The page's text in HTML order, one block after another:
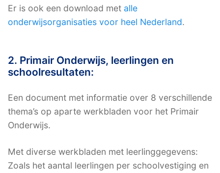
Er is ook een download met alle
onderwijsorganisaties voor heel Nederland.
2. Primair Onderwijs, leerlingen en
schoolresultaten:
Een document met informatie over 8 verschillende
thema’s op aparte werkbladen voor het Primair
Onderwijs.
Met diverse werkbladen met leerlinggegevens:
Zoals het aantal leerlingen per schoolvestiging en